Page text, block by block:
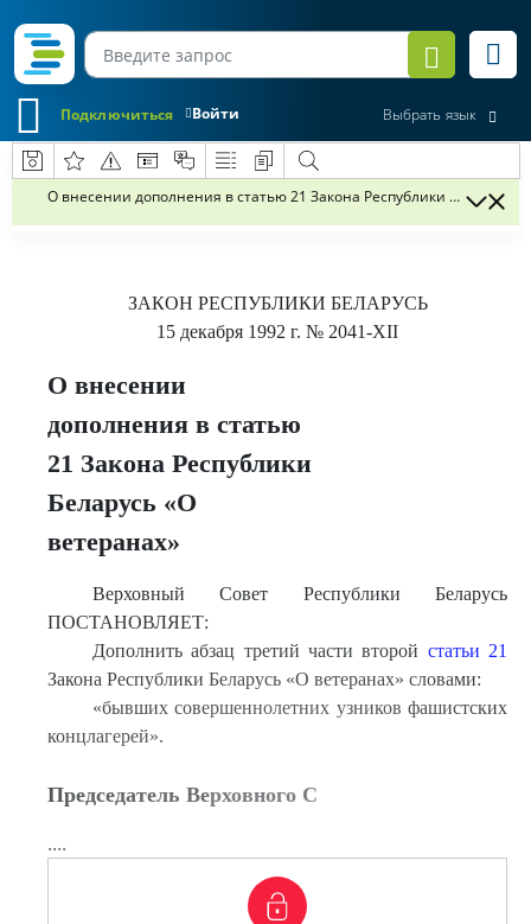
Войти
Подключиться Выбрать язык
О внесении дополнения в статью 21 Закона Республики Беларусь
ЗАКОН РЕСПУБЛИКИ БЕЛАРУСЬ
15 декабря 1992 г. № 2041-XII
О внесении
дополнения в статью
21 Закона Республики
Беларусь «О
ветеранах»
Верховный Совет Республики Беларусь
ПОСТАНОВЛЯЕТ:
Дополнить абзац третий части второй статьи 21
Закона Республики Беларусь «О ветеранах» словами:
«бывших совершеннолетних узников фашистских
концлагерей».
Председатель Верховного С
....